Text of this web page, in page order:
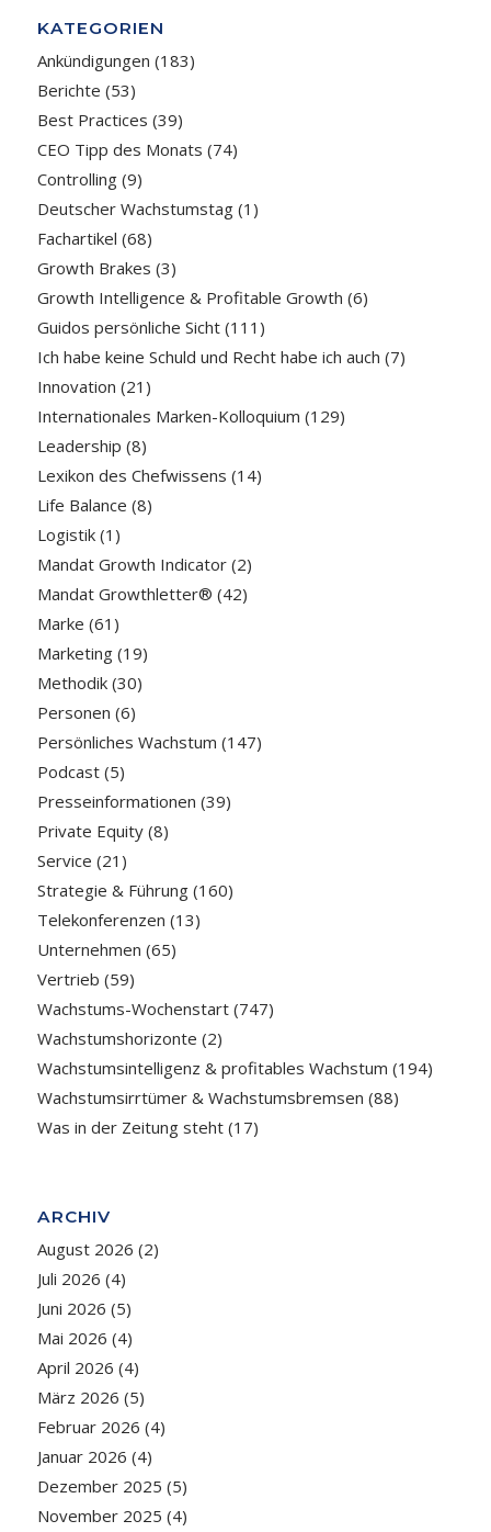
KATEGORIEN
Ankündigungen (183)
Berichte (53)
Best Practices (39)
CEO Tipp des Monats (74)
Controlling(9)
Deutscher Wachstumstag(1)
Fachartikel (68)
Growth Brakes (3)
Growth Intelligence & Profitable Growth (6)
Guidos persönliche Sicht(111)
Ich habe keine Schuld und Recht habe ich auch (7)
Innovation (21)
Internationales Marken-Kolloquium (129)
Leadership (8)
Lexikon des Chefwissens (14)
Life Balance (8)
Logistik(1)
Mandat Growth Indicator(2)
Mandat Growthletter® (42)
Marke (61)
Marketing(19)
Methodik(30)
Personen (6)
Persönliches Wachstum (147)
Podcast(5)
Presseinformationen (39)
Private Equity(8)
Service (21)
Strategie & Führung(160)
Telekonferenzen (13)
Unternehmen (65)
Vertrieb (59)
Wachstums-Wochenstart(747)
Wachstumshorizonte (2)
Wachstumsintelligenz & profitables Wachstum (194)
Wachstumsirrtümer & Wachstumsbremsen (88)
Was in der Zeitung steht(17)
ARCHIV
August 2026 (2)
Juli 2026 (4)
Juni 2026 (5)
Mai 2026 (4)
April 2026 (4)
März 2026 (5)
Februar 2026 (4)
Januar 2026 (4)
Dezember 2025 (5)
November 2025 (4)